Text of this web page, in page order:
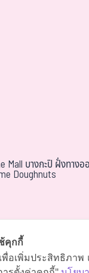
บางกะปิ ฝั่งทาง
Doughnuts
คุกกี้
พื่อเพิ่มประสิทธิภา